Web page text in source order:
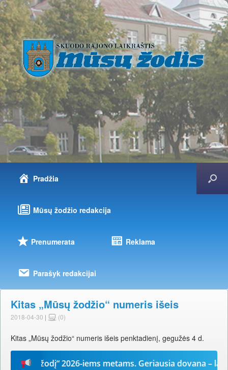
Pradžia
Mūsų žodžio redakcija
Prenumerata Reklama
Parašyk redakcijai
Kitas „Mūsų žodžio“ numeris išeis
2018-04-30 | (0)
Kitas „Mūsų žodžio“ numeris išeis penktadienį, gegužės 4 d.
žodį“ 2026-iems metams. Geriausia dovana –